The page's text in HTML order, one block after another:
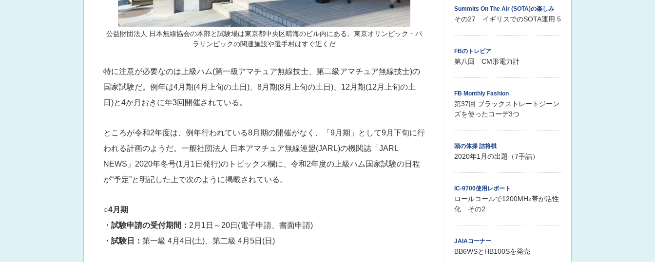
公益財団法人 日本無線協会の本部と試験場は東京都中央区晴海のビル内にある。東京オリンピック・パ
ラリンピックの関連施設や選手村はすぐ近くだ
特に注意が必要なのは上級ハム(第一級アマチュア無線技士、第二級アマチュア無線技士)の
国家試験だ。例年は4月期(4月上旬の土日)、8月期(8月上旬の土日)、12月期(12月上旬の土
日)と4か月おきに年3回開催されている。
ところが令和2年度は、例年行われている8月期の開催がなく、「9月期」として9月下旬に行
われる計画のようだ。一般社団法人 日本アマチュア無線連盟(JARL)の機関誌「JARL
NEWS」2020年冬号(1月1日発行)のトピックス欄に、令和2年度の上級ハム国家試験の日程
が“予定”と明記した上で次のように掲載されている。
○4月期
・試験申請の受付期間： 2月1日～20日(電子申請、書面申請)
・試験日： 第一級 4月4日(土)、第二級 4月5日(日)
Summits On The Air (SOTA)の楽しみ
その27 イギリスでのSOTA運用 5
FBのトレビア
第八回 CM形電力計
FB Monthly Fashion
第37回 ブラックストレートジーン
ズを使ったコーデ3つ
頭の体操 詰将棋
2020年1月の出題（7手詰）
IC-9700使用レポート
ロールコールで1200MHz帯が活性
化 その2
JAIAコーナー
BB6WSとHB100Sを発売